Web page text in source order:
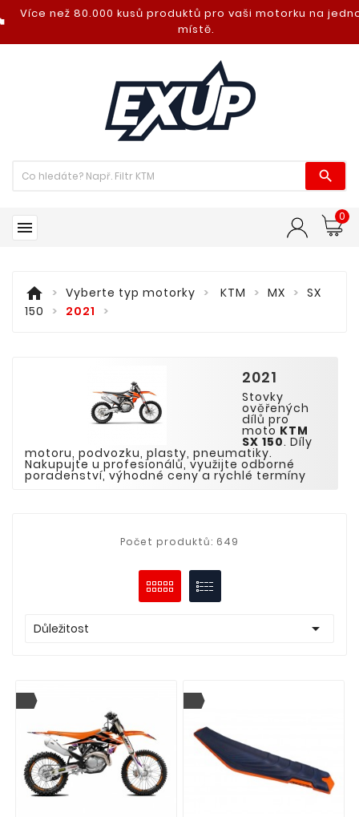
Více než 80.000 kusů produktů pro vaši motorku na
místě.


0
home Vyberte typ motorky KTM MX
SX
150
2021
2021
Stovky
ověřených
dílů pro
moto KTM
SX 150. Díly
motoru, podvozku, plasty, pneumatiky.
Nakupujte u profesionálů, využijte odborné
poradenství, výhodné ceny a rychlé termíny
Počet produktů: 649
Důležitost 